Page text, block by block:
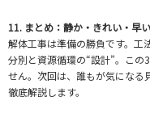
11. まとめ：静か・きれい・早
解体工事は準備の勝負です。工
分別と資源循環の“設計”。こ
せん。次回は、誰もが気になる
徹底解説します。